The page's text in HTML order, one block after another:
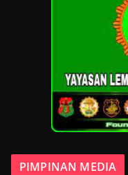
PIMPINAN MEDIA